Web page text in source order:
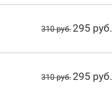
310 руб. 295 руб.
310 руб. 295 руб.